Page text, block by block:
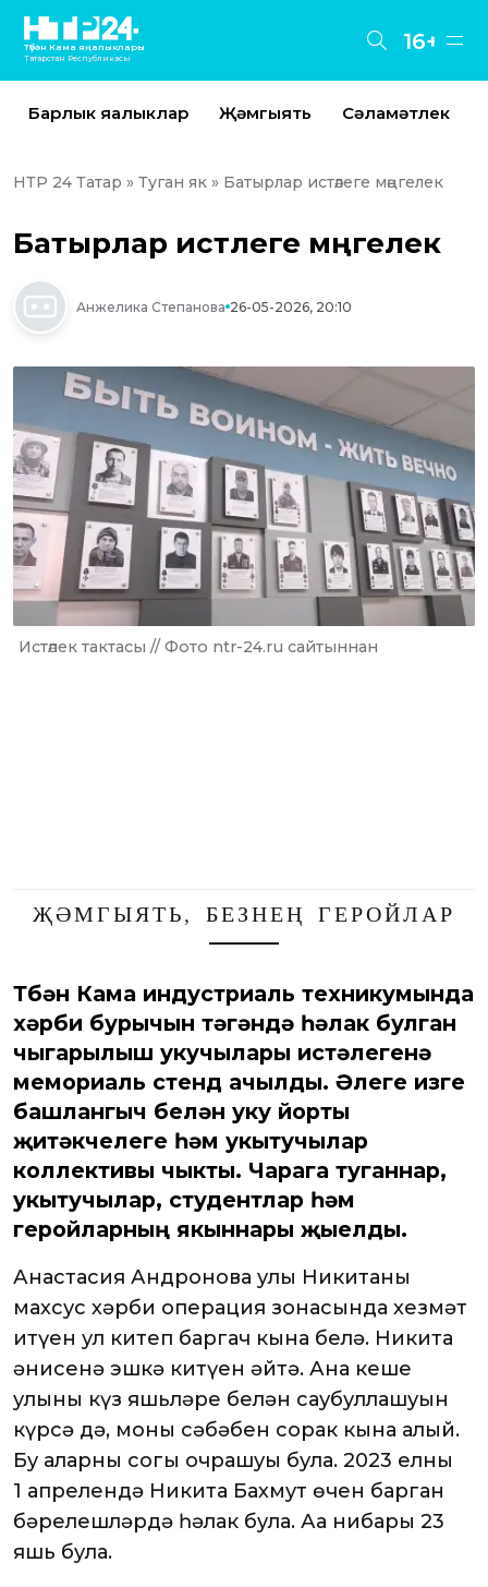
Түбән Кама яңалыклары
Татарстан Республикасы
16+
Барлык яңалыклар Җәмгыять Сәламәтлек
НТР 24 Татар » Туган як » Батырлар истәлеге мәңгелек
Батырлар истәлеге мәңгелек
Анжелика Степанова 26-05-2026, 20:10
Истәлек тактасы // Фото ntr-24.ru сайтыннан
ҖӘМГЫЯТЬ, БЕЗНЕҢ ГЕРОЙЛАР
Түбән Кама индустриаль техникумында
хәрби бурычын үтәгәндә һәлак булган
чыгарылыш укучылары истәлегенә
мемориаль стенд ачылды. Әлеге изге
башлангыч белән уку йорты
җитәкчелеге һәм укытучылар
коллективы чыкты. Чарага туганнар,
укытучылар, студентлар һәм
геройларның якыннары җыелды.
Анастасия Андронова улы Никитаның
махсус хәрби операция зонасында хезмәт
итүен ул китеп баргач кына белә. Никита
әнисенә эшкә китүен әйтә. Ана кеше
улының күз яшьләре белән саубуллашуын
күрсә дә, моның сәбәбен соңрак кына аңлый.
Бу аларның соңгы очрашуы була. 2023 елның
1 апрелендә Никита Бахмут өчен барган
бәрелешләрдә һәлак була. Аңа нибары 23
яшь була.